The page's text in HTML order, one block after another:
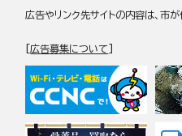
広告やリンク先サイトの内容は、市
[広告募集について